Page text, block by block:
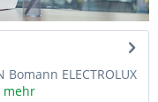
ELECTROLUX
mehr